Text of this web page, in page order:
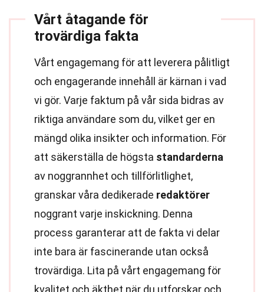
Vårt åtagande för
trovärdiga fakta
Vårt engagemang för att leverera pålitligt
och engagerande innehåll är kärnan i vad
vi gör. Varje faktum på vår sida bidras av
riktiga användare som du, vilket ger en
mängd olika insikter och information. För
att säkerställa de högsta standarderna
av noggrannhet och tillförlitlighet,
granskar våra dedikerade redaktörer
noggrant varje inskickning. Denna
process garanterar att de fakta vi delar
inte bara är fascinerande utan också
trovärdiga. Lita på vårt engagemang för
kvalitet och äkthet när du utforskar och